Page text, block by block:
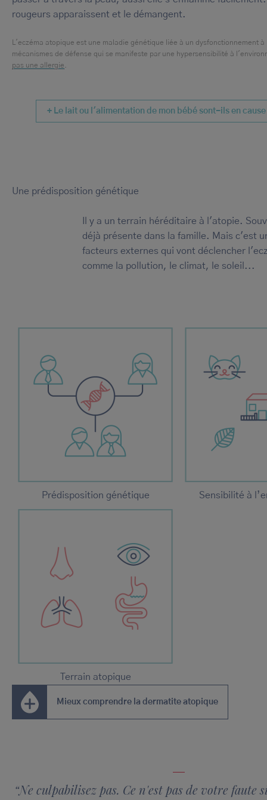
rougeurs apparaissent et le démangent.
L'eczéma atopique est une maladie génétique liée à un dysfonctionnement
mécanismes de défense qui se manifeste par une hypersensibilité à
pas une allergie
+ Le lait ou l'alimentation de mon bébé sont-ils en cause
Une prédisposition génétique
Il y a un terrain héréditaire à l'atopie.
déjà présente dans la famille. Mais c'est
facteurs externes qui vont déclencher
comme la pollution, le climat, le soleil...
Prédisposition génétique Sensibilité à
Terrain atopique
Mieux comprendre la dermatite atopique
“Ne culpabilisez pas. Ce n'est pas de votre faute